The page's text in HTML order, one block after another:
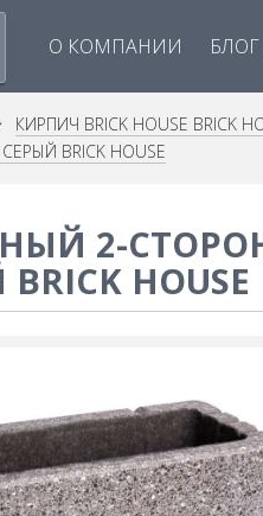
О КОМПАНИИ БЛОГ
КИРПИЧ BRICK HOUSE BRICK
BRICK HOUSE
2-
HOUSE